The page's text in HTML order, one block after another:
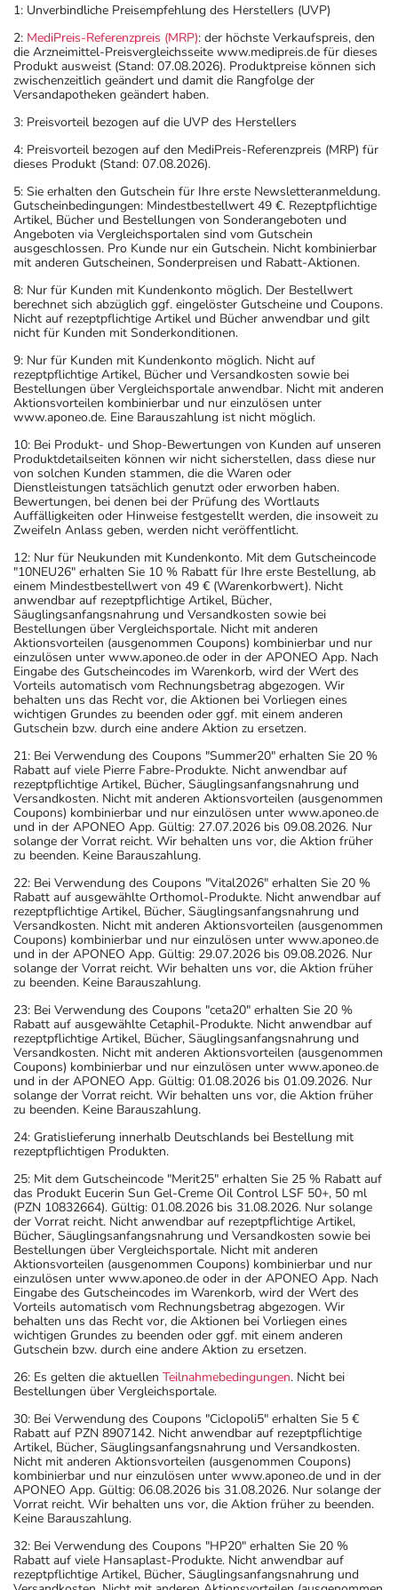
Nebenwirkungen berücksichtigt, die bei mindestens
einem von 1.000 behandelten Patienten auftreten.
Dosierung
Text Personen Einzeldosis Gesamtdosis
Erwachsene 1 Tablette 1-mal täglich
Jeweils zur
Tageszeit,
von der
Mahlzeit
Anwendungshinweise
Die Gesamtdosis sollte nicht ohne Rücksprache mit
einem Arzt oder Apotheker überschritten werden.
Art der Anwendung?
Nehmen Sie das Arzneimittel unzerkaut mit Flüssigkeit
(z.B. 1 Glas Wasser) ein.
Dauer der Anwendung?
Die Anwendungsdauer richtet sich nach Art der
Beschwerde und/oder Dauer der Erkrankung und wird
deshalb nur von Ihrem Arzt bestimmt.
Überdosierung?
Es kann zu einer Vielzahl von
Überdosierungserscheinungen kommen, unter anderem
zu stark erniedrigtem Blutdruck, Pulsbeschleunigung,
Gefäßerweiterung, Flüssigkeitsansammlung in der Lunge
(Lungenödem) sowie zum Schock mit tödlichem Ausgang.
Setzen Sie sich bei dem Verdacht auf eine Überdosierung
Generell gilt: Achten Sie vor allem bei Säuglingen,
Kleinkindern und älteren Menschen auf eine
gewissenhafte Dosierung. Im Zweifelsfalle fragen Sie
Ihren Arzt oder Apotheker nach etwaigen Auswirkungen
Eine vom Arzt verordnete Dosierung kann von den
Angaben der Packungsbeilage abweichen. Da der Arzt sie
individuell abstimmt, sollten Sie das Arzneimittel daher
nach seinen Anweisungen anwenden.
Aufbewahrung
Wichtige Hinweise
Was sollten Sie beachten?
- Vorsicht: Das Reaktionsvermögen kann auch bei
bestimmungsgemäßem Gebrauch beeinträchtigt sein.
Achten Sie vor allem darauf, wenn Sie am Straßenverkehr
mit denen Sie sich verletzen können.
- Vermeiden Sie übermäßige UV-Strahlung, z.B. in
Solarien oder bei ausgedehnten Sonnenbädern, weil die
Haut während der Anwendung des Arzneimittels
empfindlicher reagiert.
- Dieses Arzneimittel enthält Stoffe, die unter
Umständen als Dopingstoffe eingeordnet werden
können. Fragen Sie dazu Ihren Arzt oder Apotheker.
- Vorsicht bei Allergie gegen Sartane!
- Vorsicht bei Allergie gegen Nifedipin, Amlodipin und
ähnliche Stoffe!
- Vorsicht bei Allergie gegen Sulfonamide!
- Vorsicht bei Allergie gegen Propylenglykol und ähnliche
Stoffe!
- Vorsicht bei Allergie gegen Polyethylenglykol(PEG)-
haltige Stoffe!
- Vorsicht bei einer Unverträglichkeit gegenüber Lactose.
Wenn Sie eine Diabetes-Diät einhalten müssen, sollten
Sie den Zuckergehalt berücksichtigen.
1: Unverbindliche Preisempfehlung des Herstellers (UVP)
2: MediPreis-Referenzpreis (MRP): der höchste Verkaufspreis, den
die Arzneimittel-Preisvergleichsseite www.medipreis.de für dieses
Produkt ausweist (Stand: 07.08.2026). Produktpreise können sich
zwischenzeitlich geändert und damit die Rangfolge der
Versandapotheken geändert haben.
3: Preisvorteil bezogen auf die UVP des Herstellers
4: Preisvorteil bezogen auf den MediPreis-Referenzpreis (MRP) für
dieses Produkt (Stand: 07.08.2026).
5: Sie erhalten den Gutschein für Ihre erste Newsletteranmeldung.
Gutscheinbedingungen: Mindestbestellwert 49 €. Rezeptpflichtige
Artikel, Bücher und Bestellungen von Sonderangeboten und
Angeboten via Vergleichsportalen sind vom Gutschein
ausgeschlossen. Pro Kunde nur ein Gutschein. Nicht kombinierbar
mit anderen Gutscheinen, Sonderpreisen und Rabatt-Aktionen.
8: Nur für Kunden mit Kundenkonto möglich. Der Bestellwert
berechnet sich abzüglich ggf. eingelöster Gutscheine und Coupons.
Nicht auf rezeptpflichtige Artikel und Bücher anwendbar und gilt
nicht für Kunden mit Sonderkonditionen.
9: Nur für Kunden mit Kundenkonto möglich. Nicht auf
rezeptpflichtige Artikel, Bücher und Versandkosten sowie bei
Bestellungen über Vergleichsportale anwendbar. Nicht mit anderen
Aktionsvorteilen kombinierbar und nur einzulösen unter
www.aponeo.de. Eine Barauszahlung ist nicht möglich.
10: Bei Produkt- und Shop-Bewertungen von Kunden auf unseren
Produktdetailseiten können wir nicht sicherstellen, dass diese nur
von solchen Kunden stammen, die die Waren oder
Dienstleistungen tatsächlich genutzt oder erworben haben.
Bewertungen, bei denen bei der Prüfung des Wortlauts
Auffälligkeiten oder Hinweise festgestellt werden, die insoweit zu
Zweifeln Anlass geben, werden nicht veröffentlicht.
12: Nur für Neukunden mit Kundenkonto. Mit dem Gutscheincode
"10NEU26" erhalten Sie 10 % Rabatt für Ihre erste Bestellung, ab
einem Mindestbestellwert von 49 € (Warenkorbwert). Nicht
anwendbar auf rezeptpflichtige Artikel, Bücher,
Säuglingsanfangsnahrung und Versandkosten sowie bei
Bestellungen über Vergleichsportale. Nicht mit anderen
Aktionsvorteilen (ausgenommen Coupons) kombinierbar und nur
einzulösen unter www.aponeo.de oder in der APONEO App. Nach
Eingabe des Gutscheincodes im Warenkorb, wird der Wert des
Vorteils automatisch vom Rechnungsbetrag abgezogen. Wir
behalten uns das Recht vor, die Aktionen bei Vorliegen eines
wichtigen Grundes zu beenden oder ggf. mit einem anderen
Gutschein bzw. durch eine andere Aktion zu ersetzen.
21: Bei Verwendung des Coupons "Summer20" erhalten Sie 20 %
Rabatt auf viele Pierre Fabre-Produkte. Nicht anwendbar auf
rezeptpflichtige Artikel, Bücher, Säuglingsanfangsnahrung und
Versandkosten. Nicht mit anderen Aktionsvorteilen (ausgenommen
Coupons) kombinierbar und nur einzulösen unter www.aponeo.de
und in der APONEO App. Gültig: 27.07.2026 bis 09.08.2026. Nur
solange der Vorrat reicht. Wir behalten uns vor, die Aktion früher
zu beenden. Keine Barauszahlung.
22: Bei Verwendung des Coupons "Vital2026" erhalten Sie 20 %
Rabatt auf ausgewählte Orthomol-Produkte. Nicht anwendbar auf
rezeptpflichtige Artikel, Bücher, Säuglingsanfangsnahrung und
Versandkosten. Nicht mit anderen Aktionsvorteilen (ausgenommen
Coupons) kombinierbar und nur einzulösen unter www.aponeo.de
und in der APONEO App. Gültig: 29.07.2026 bis 09.08.2026. Nur
solange der Vorrat reicht. Wir behalten uns vor, die Aktion früher
zu beenden. Keine Barauszahlung.
23: Bei Verwendung des Coupons "ceta20" erhalten Sie 20 %
Rabatt auf ausgewählte Cetaphil-Produkte. Nicht anwendbar auf
rezeptpflichtige Artikel, Bücher, Säuglingsanfangsnahrung und
Versandkosten. Nicht mit anderen Aktionsvorteilen (ausgenommen
Coupons) kombinierbar und nur einzulösen unter www.aponeo.de
und in der APONEO App. Gültig: 01.08.2026 bis 01.09.2026. Nur
solange der Vorrat reicht. Wir behalten uns vor, die Aktion früher
zu beenden. Keine Barauszahlung.
24: Gratislieferung innerhalb Deutschlands bei Bestellung mit
rezeptpflichtigen Produkten.
25: Mit dem Gutscheincode "Merit25" erhalten Sie 25 % Rabatt auf
das Produkt Eucerin Sun Gel-Creme Oil Control LSF 50+, 50 ml
(PZN 10832664). Gültig: 01.08.2026 bis 31.08.2026. Nur solange
der Vorrat reicht. Nicht anwendbar auf rezeptpflichtige Artikel,
Bücher, Säuglingsanfangsnahrung und Versandkosten sowie bei
Bestellungen über Vergleichsportale. Nicht mit anderen
Aktionsvorteilen (ausgenommen Coupons) kombinierbar und nur
einzulösen unter www.aponeo.de oder in der APONEO App. Nach
Eingabe des Gutscheincodes im Warenkorb, wird der Wert des
Vorteils automatisch vom Rechnungsbetrag abgezogen. Wir
behalten uns das Recht vor, die Aktionen bei Vorliegen eines
wichtigen Grundes zu beenden oder ggf. mit einem anderen
Gutschein bzw. durch eine andere Aktion zu ersetzen.
26: Es gelten die aktuellen Teilnahmebedingungen. Nicht bei
Bestellungen über Vergleichsportale.
30: Bei Verwendung des Coupons "Ciclopoli5" erhalten Sie 5 €
Rabatt auf PZN 8907142. Nicht anwendbar auf rezeptpflichtige
Artikel, Bücher, Säuglingsanfangsnahrung und Versandkosten.
Nicht mit anderen Aktionsvorteilen (ausgenommen Coupons)
kombinierbar und nur einzulösen unter www.aponeo.de und in der
APONEO App. Gültig: 06.08.2026 bis 31.08.2026. Nur solange der
Vorrat reicht. Wir behalten uns vor, die Aktion früher zu beenden.
Keine Barauszahlung.
32: Bei Verwendung des Coupons "HP20" erhalten Sie 20 %
Rabatt auf viele Hansaplast-Produkte. Nicht anwendbar auf
rezeptpflichtige Artikel, Bücher, Säuglingsanfangsnahrung und